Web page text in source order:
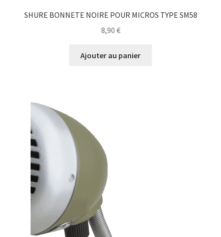
SHURE BONNETE NOIRE POUR MICROS TYPE SM58
8,90 €
Ajouter au panier